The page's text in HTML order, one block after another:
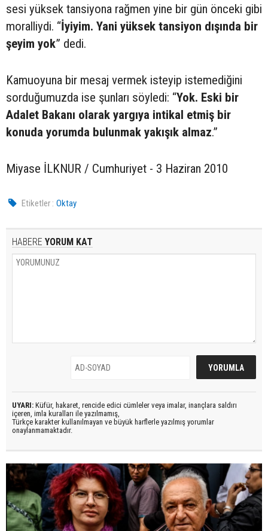
sesi yüksek tansiyona rağmen yine bir gün önceki gibi
moralliydi. “İyiyim. Yani yüksek tansiyon dışında bir
şeyim yok” dedi.
Kamuoyuna bir mesaj vermek isteyip istemediğini
sorduğumuzda ise şunları söyledi: “Yok. Eski bir
Adalet Bakanı olarak yargıya intikal etmiş bir
konuda yorumda bulunmak yakışık almaz.”
Miyase İLKNUR / Cumhuriyet - 3 Haziran 2010
Etiketler : Oktay
HABERE YORUM KAT
UYARI: Küfür, hakaret, rencide edici cümleler veya imalar, inançlara saldırı
içeren, imla kuralları ile yazılmamış,
Türkçe karakter kullanılmayan ve büyük harflerle yazılmış yorumlar
onaylanmamaktadır.